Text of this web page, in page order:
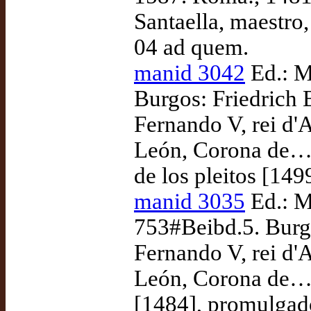
Santaella,
04 ad quem.
manid 3042 Ed.:
Burgos: Friedrich
Fernando V, rei
León, Corona
de los pleitos
manid 3035 Ed.:
753#Beibd.5.
Fernando V, rei
León, Corona de…
[1484],